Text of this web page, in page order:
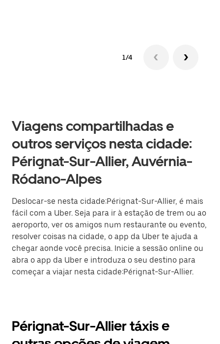
1/4
Viagens compartilhadas e
outros serviços nesta cidade:
Pérignat-Sur-Allier, Auvérnia-
Ródano-Alpes
Deslocar-se nesta cidade:Pérignat-Sur-Allier, é mais
fácil com a Uber. Seja para ir à estação de trem ou ao
aeroporto, ver os amigos num restaurante ou evento,
resolver coisas na cidade, o app da Uber te ajuda a
chegar aonde você precisa. Inicie a sessão online ou
abra o app da Uber e introduza o seu destino para
começar a viajar nesta cidade:Pérignat-Sur-Allier.
Pérignat-Sur-Allier táxis e